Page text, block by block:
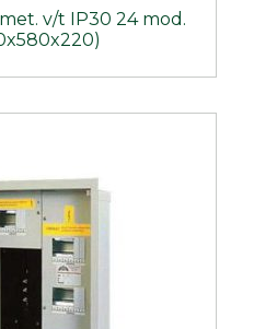
v/t IP30 24 mod.